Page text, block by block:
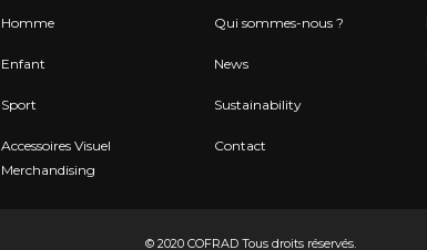
Homme
Enfant
Sport
Accessoires Visuel
Merchandising
Qui sommes-nous ?
News
Sustainability
Contact
© 2020 COFRAD Tous droits réservés.